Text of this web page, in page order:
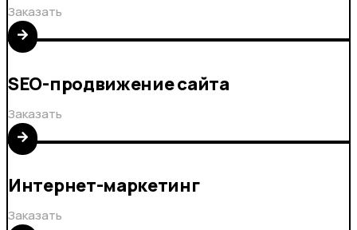
Заказать
SEO-продвижение сайта
Заказать
Интернет-маркетинг
Заказать